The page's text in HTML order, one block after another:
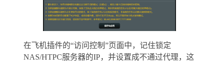
在飞机插件的“访问控制”页面中，记住锁定
NAS/HTPC服务器的IP，并设置成不通过代理，这